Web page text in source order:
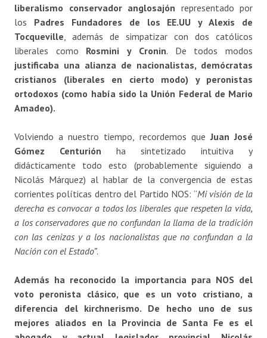
liberalismo conservador anglosajón representado por
los Padres Fundadores de los EE.UU y Alexis de
Tocqueville , además de simpatizar con dos católicos
liberales como Rosmini y Cronin. De todos modos
justificaba una alianza de nacionalistas, demócratas
cristianos (liberales en cierto modo) y peronistas
ortodoxos (como había sido la Unión Federal de Mario
Amadeo).
Volviendo a nuestro tiempo, recordemos queJuan José
Gómez Centurión ha sintetizado intuitiva y
didácticamente todo esto (probablemente siguiendo a
Nicolás Márquez) al hablar de la convergencia de estas
corrientes políticas dentro del Partido NOS: “Mi visión de la
derecha es convocar a todos los liberales que respeten la vida,
a los conservadores que no confundan la llama de la tradición
con las cenizas y a los nacionalistas que no confundan a la
Nación con el Estado”.
Además ha reconocido la importancia para NOS del
voto peronista clásico, que es un voto cristiano, a
diferencia del kirchnerismo. De hecho uno de sus
mejores aliados en la Provincia de Santa Fe es el